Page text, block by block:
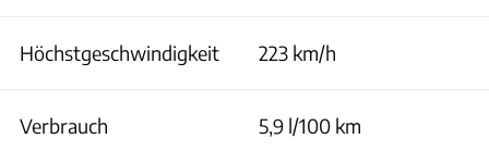
Höchstgeschwindigkeit 223 km/h
Verbrauch 5,9 l/100 km